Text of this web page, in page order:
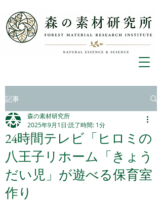
記事
24時間テレビ「ヒロミの
八王子リホーム「きょう
だい児」が遊べる保育室
作り
森の素材研究所
2025年9月1日 読了時間: 1分